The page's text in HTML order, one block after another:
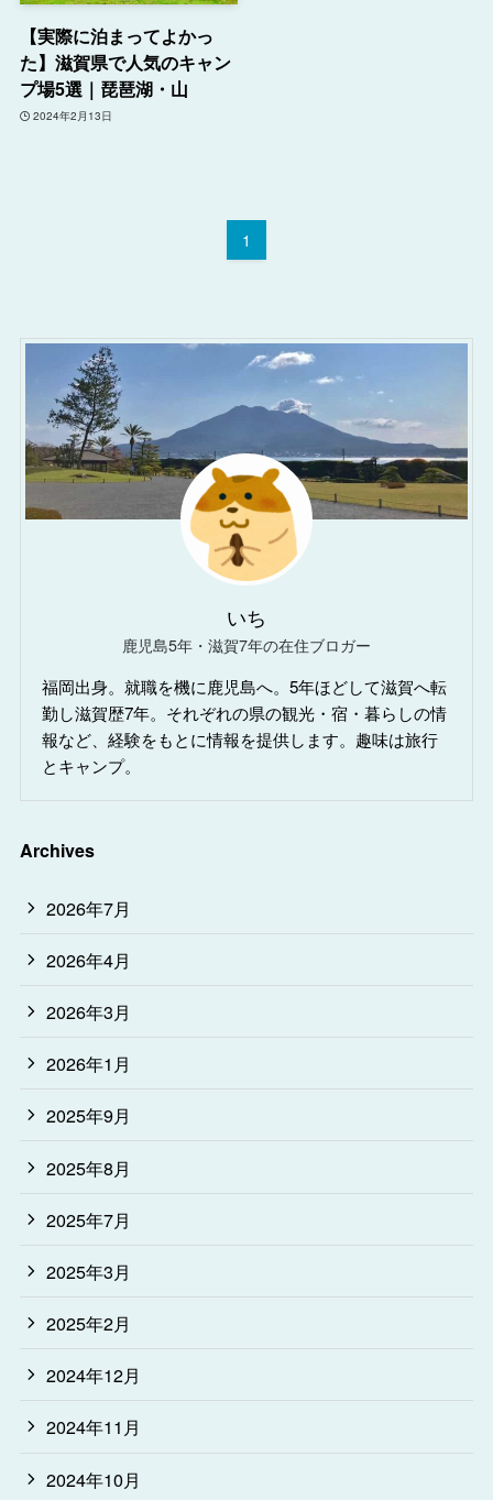
【実際に泊まってよかっ
た】滋賀県で人気のキャン
プ場5選｜琵琶湖・山
2024年2月13日
1
いち
鹿児島5年・滋賀7年の在住ブロガー
福岡出身。就職を機に鹿児島へ。5年ほどして滋賀へ転
勤し滋賀歴7年。それぞれの県の観光・宿・暮らしの情
報など、経験をもとに情報を提供します。趣味は旅行
とキャンプ。
Archives
2026年7月
2026年4月
2026年3月
2026年1月
2025年9月
2025年8月
2025年7月
2025年3月
2025年2月
2024年12月
2024年11月
2024年10月